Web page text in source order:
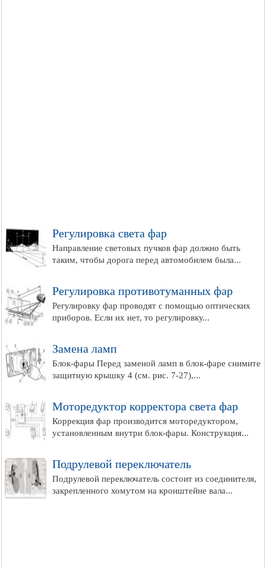
Регулировка света фар
Направление световых пучков фар должно быть
таким, чтобы дорога перед автомобилем была...
Регулировка противотуманных фар
Регулировку фар проводят с помощью оптических
приборов. Если их нет, то регулировку...
Замена ламп
Блок-фары Перед заменой ламп в блок-фаре снимите
защитную крышку 4 (см. рис. 7-27),...
Моторедуктор корректора света фар
Коррекция фар производится моторедуктором,
установленным внутри блок-фары. Конструкция...
Подрулевой переключатель
Подрулевой переключатель состоит из соединителя,
закрепленного хомутом на кронштейне вала...